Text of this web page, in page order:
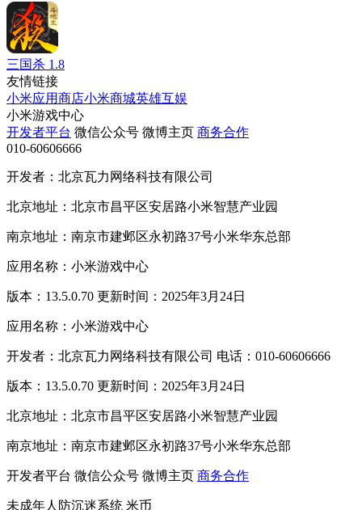
三国杀 1.8
友情链接
小米应用商店小米商城英雄互娱
小米游戏中心
开发者平台 微信公众号 微博主页 商务合作
010-60606666
开发者：北京瓦力网络科技有限公司
北京地址：北京市昌平区安居路小米智慧产业园
南京地址：南京市建邺区永初路37号小米华东总部
应用名称：小米游戏中心
版本：13.5.0.70 更新时间：2025年3月24日
应用名称：小米游戏中心
开发者：北京瓦力网络科技有限公司 电话：010-60606666
版本：13.5.0.70 更新时间：2025年3月24日
北京地址：北京市昌平区安居路小米智慧产业园
南京地址：南京市建邺区永初路37号小米华东总部
开发者平台 微信公众号 微博主页 商务合作
未成年人防沉迷系统 米币